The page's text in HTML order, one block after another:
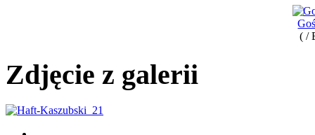
( /
Zdjęcie z galerii